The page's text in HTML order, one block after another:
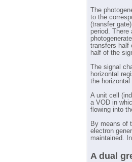
The
to the
(transfer
period. There
transfers half
half of the
The signal
horizontal
the horizontal
A unit cell
a VOD in
flowing into
By means of
electron
maintained.
A dual